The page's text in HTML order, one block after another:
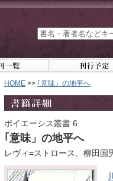
HOME >> ｢意味」の地平へ
ポイエーシス叢書 6
｢意味」の地平へ
レヴィ=ストロース、柳田国